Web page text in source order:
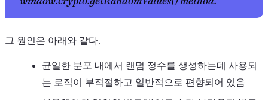
그 원인은 아래와 같다.
균일한 분포 내에서 랜덤 정수를 생성하는데 사용되
는 로직이 부적절하고 일반적으로 편향되어 있음